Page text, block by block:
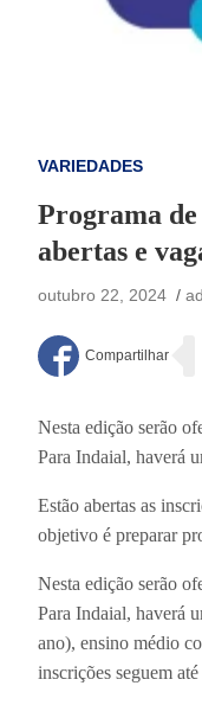
VARIEDADES
Programa
abertas e
outubro 22, 2024
Nesta edição serão
Para Indaial, haverá
Estão abertas as
objetivo é preparar
Nesta edição serão
Para Indaial, haverá
ano), ensino médio
inscrições seguem